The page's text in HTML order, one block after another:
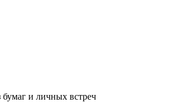
и личных встреч